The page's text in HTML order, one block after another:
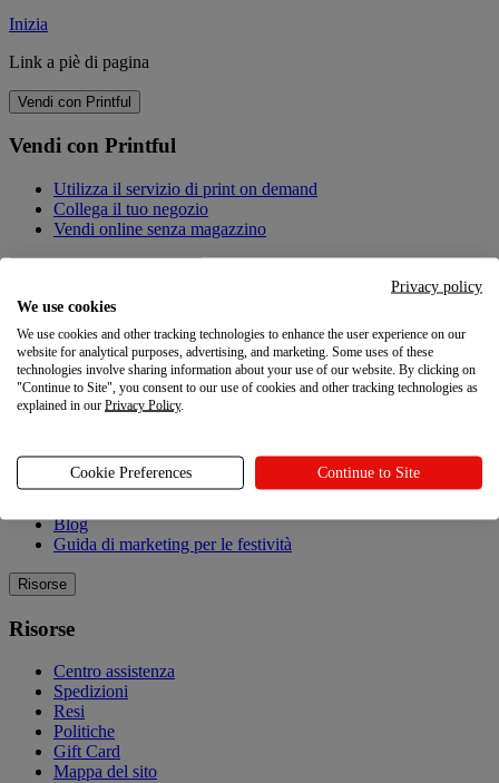
Inizia
Link a piè di pagina
Vendi con Printful
Vendi con Printful
Utilizza il servizio di print on demand
Collega il tuo negozio
Vendi online senza magazzino
Crea prodotti personalizzati
Catalogo dei prodotti
Design Maker
Qualità
Esplorare
Blog
Guida di marketing per le festività
Risorse
Risorse
Centro assistenza
Spedizioni
Resi
Politiche
Gift Card
Mappa del sito
Privacy policy
We use cookies
We use cookies and other tracking technologies to enhance the user experience on our
website for analytical purposes, advertising, and marketing. Some uses of these
technologies involve sharing information about your use of our website. By clicking on
"Continue to Site", you consent to our use of cookies and other tracking technologies as
explained in our Privacy Policy.
Cookie Preferences Continue to Site